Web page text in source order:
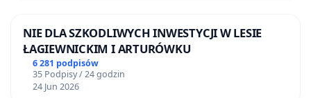
NIE DLA SZKODLIWYCH INWESTYCJI W LESIE
ŁAGIEWNICKIM I ARTURÓWKU
6 281 podpisów
35 Podpisy / 24 godzin
24 Jun 2026